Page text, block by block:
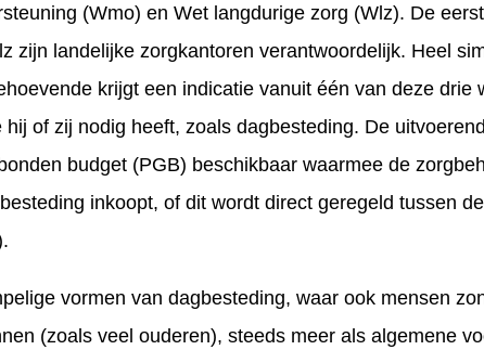
(Wmo) en Wet langdurige zorg (Wlz). De
zijn landelijke zorgkantoren verantwoordelijk. Heel
krijgt een indicatie vanuit één van deze drie
of zij nodig heeft, zoals dagbesteding. De
budget (PGB) beschikbaar waarmee de
inkoopt, of dit wordt direct geregeld tussen
vormen van dagbesteding, waar ook mensen
(zoals veel ouderen), steeds meer als algemene